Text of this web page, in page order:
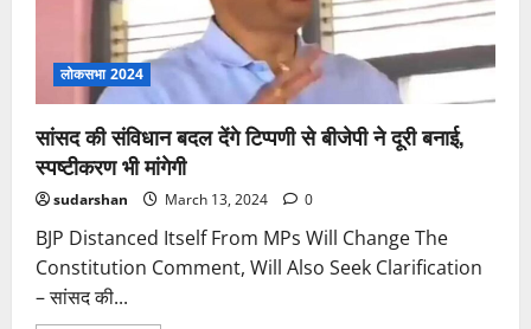
लोकसभा 2024
सांसद की संविधान बदल देंगे टिप्पणी से बीजेपी ने दूरी बनाई,
स्पष्टीकरण भी मांगेगी
sudarshan March 13, 2024 0
BJP Distanced Itself From MPs Will Change The
Constitution Comment, Will Also Seek Clarification
– सांसद की...